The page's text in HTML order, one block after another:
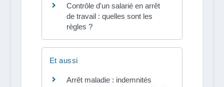
Contrôle d'un salarié en arrêt
de travail : quelles sont les
règles ?
Et aussi
Arrêt maladie : indemnités